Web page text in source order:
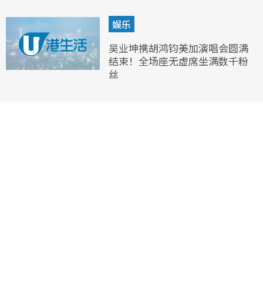
娱乐
吴业坤携胡鸿钧美加演唱会圆满
结束！全场座无虚席坐满数千粉
丝